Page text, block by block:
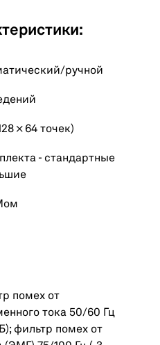
ручной
× 64 точек)
- стандартные
помех от
тока 50/60 Гц
фильтр помех от